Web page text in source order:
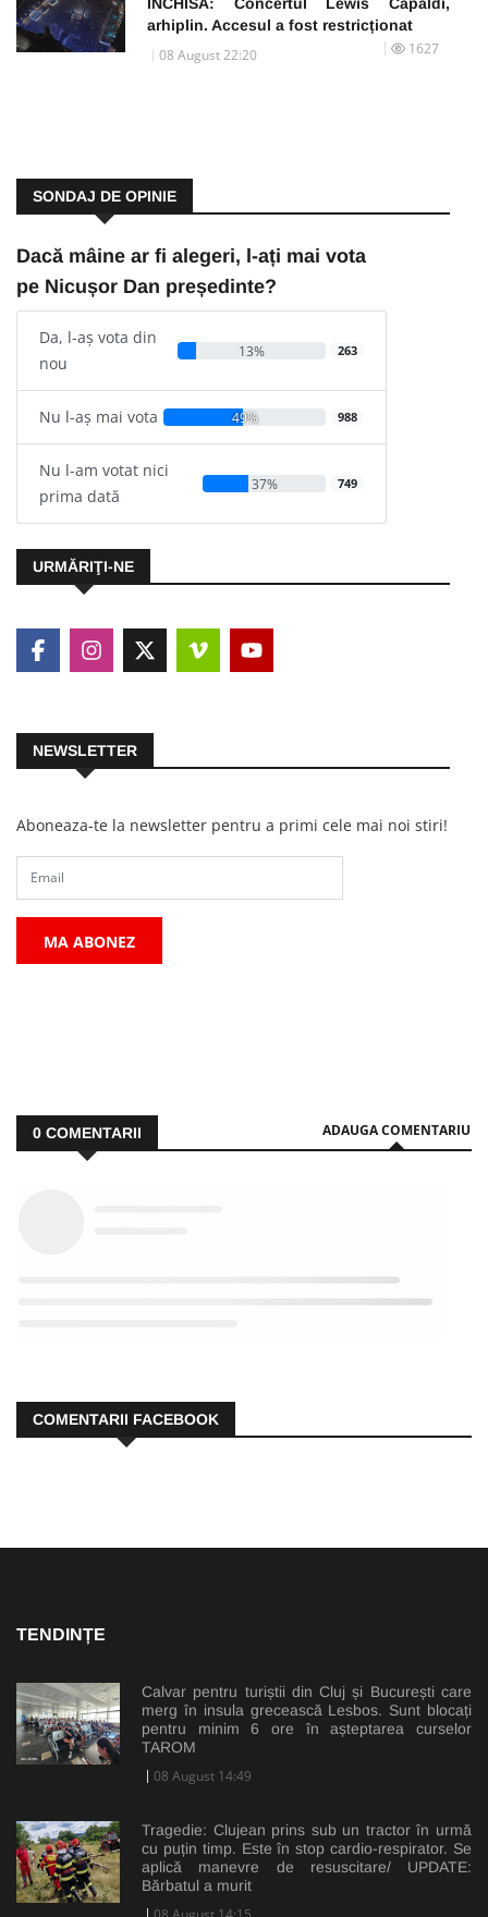
arhiplin. Accesul a fost restricționat
08 August 22:20 1627
SONDAJ DE OPINIE
Dacă mâine ar fi alegeri, l-ați mai vota
pe Nicușor Dan președinte?
Da, l-aș vota din
nou
13% 263
Nu l-aș mai vota 49% 988
Nu l-am votat nici
prima dată
37% 749
URMĂRIŢI-NE
NEWSLETTER
Aboneaza-te la newsletter pentru a primi cele mai noi stiri!
MA ABONEZ
0 COMENTARII ADAUGA COMENTARIU
COMENTARII FACEBOOK
TENDINȚE
Calvar pentru turiștii din Cluj și București care
merg în insula grecească Lesbos. Sunt blocați
pentru minim 6 ore în așteptarea curselor
TAROM
08 August 14:49
Tragedie: Clujean prins sub un tractor în urmă
cu puțin timp. Este în stop cardio-respirator. Se
aplică manevre de resuscitare/ UPDATE:
Bărbatul a murit